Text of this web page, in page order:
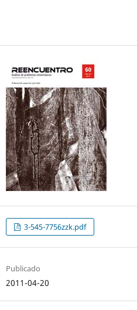
3-545-7756zzk.pdf
Publicado
2011-04-20